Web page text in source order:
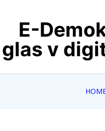
contentE-
glas v